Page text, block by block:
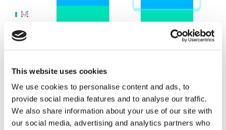
This website uses cookies
We use cookies to personalise content and ads, to
provide social media features and to analyse our traffic.
We also share information about your use of our site with
our social media, advertising and analytics partners who